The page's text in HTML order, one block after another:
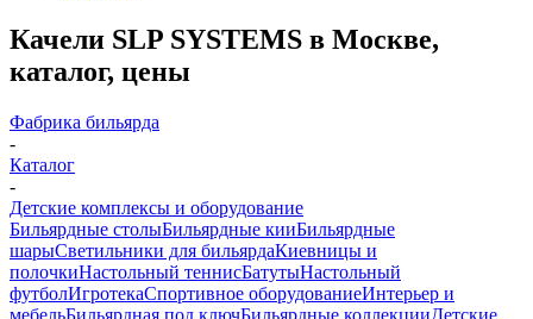
Качели SLP SYSTEMS в Москве,
каталог, цены
Фабрика бильярда
-
Каталог
-
Детские комплексы и оборудование
Бильярдные столыБильярдные кииБильярдные
шарыСветильники для бильярдаКиевницы и
полочкиНастольный теннисБатутыНастольный
футболИгротекаСпортивное оборудованиеИнтерьер и
мебельБильярдная под ключБильярдные коллекцииДетские